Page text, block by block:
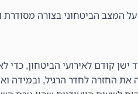
המצב הביטחוני בצורה מסודרת
קודם לאירועי הביטחון,
החזרה לחדר הרגיל, ובמידה